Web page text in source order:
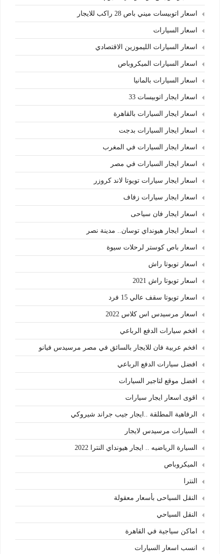
اسعار اتوبيسات ميني باص 28 راكب للايجار
اسعار السيارات
اسعار السيارات الليموزين الاقتصادي
اسعار السيارات الميكروباص
اسعار السيارات بالمانيا
اسعار ايجار اتوبيسات 33
اسعار ايجار السيارات بالقاهرة
اسعار ايجار السيارات بدجت
اسعار ايجار السيارات في المغرب
اسعار ايجار السيارات في مصر
اسعار ايجار سيارات تويوتا لاند كروزر
اسعار ايجار سيارات زفاف
اسعار ايجار فان سياحى
اسعار ايجار هيونداي توسان.. مدينة نصر
اسعار باص كوستر لرحلات سيوة
اسعار تويوتا راش
اسعار تويوتا راش 2021
اسعار تويوتا سقف عالي 15 فرد
اسعار مرسيدس اس كلاس 2022
افخم سيارات الدفع الرباعي
افخم عربية فان للايجار بالسائق في مصر مرسيدس فيانو
افضل سيارات الدفع الرباعي
افضل موقع لتاجير السيارات
اقوى اسعار ايجار سيارات
الرفاهية المطلقة ..ايجار جيب جراند شيروكي
السيارات مرسيدس لايجار
السيارة الرياضيه .. ايجار هيونداي النترا 2022
الميكروباص
النترا
النقل السياحى بأسعار معقولة
النقل السياحي
اماكن سياجية في القاهرة
انسب اسعار السيارات